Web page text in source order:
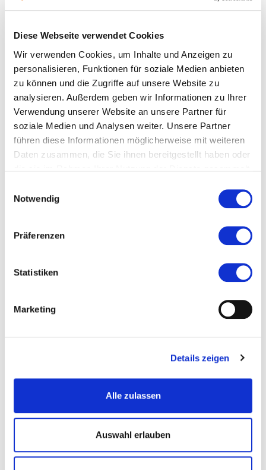
Diese Webseite verwendet Cookies
Wir verwenden Cookies, um Inhalte und Anzeigen zu
personalisieren, Funktionen für soziale Medien anbieten
zu können und die Zugriffe auf unsere Website zu
analysieren. Außerdem geben wir Informationen zu Ihrer
Verwendung unserer Website an unsere Partner für
soziale Medien und Analysen weiter. Unsere Partner
führen diese Informationen möglicherweise mit weiteren
Daten zusammen, die Sie ihnen bereitgestellt haben oder
Notwendig
Präferenzen
Statistiken
Marketing
Details zeigen
Alle zulassen
Auswahl erlauben
Zustand:sehr gut
Zugänglichkeit:nicht zugänglich
Denkmalschutz
Das Weingut Carl Jung in Rüdesheim am Rhein, © KulturRegion/Kay-